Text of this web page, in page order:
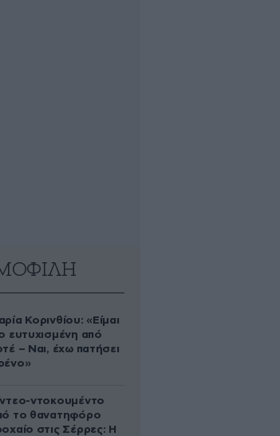
Κορινθίου: «Είμαι
ευτυχισμένη από
– Ναι, έχω πατήσει
ντοκουμέντο
το θανατηφόρο
στις Σέρρες: Η